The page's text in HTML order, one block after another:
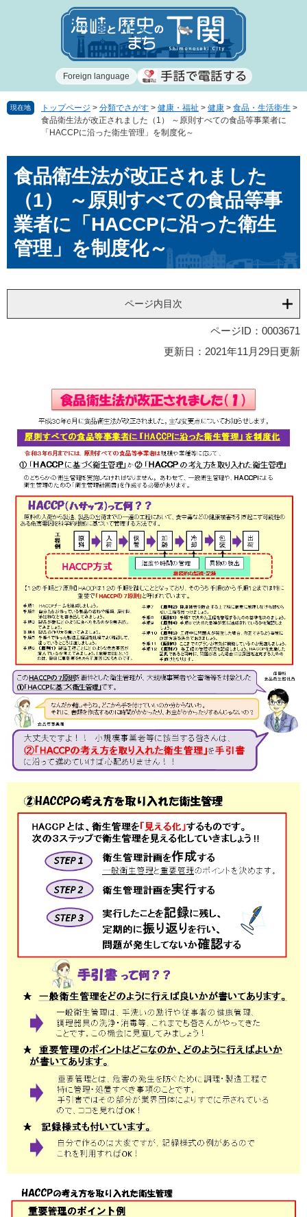
で
ば
Foreign language
現在地 トップページ > 分類でさがす > 健康・福祉 > 健康 > 食品・生活衛生 >
食品衛生法が改正されました（1） ～原則すべての食品等事業者に
「HACCPに沿った衛生管理」を制度化～
文食品衛生法が改正されました
（1） ～原則すべての食品等事
業者に「HACCPに沿った衛生
管理」を制度化～
ページ内目次
ページID：0003671
更新日：2021年11月29日更新